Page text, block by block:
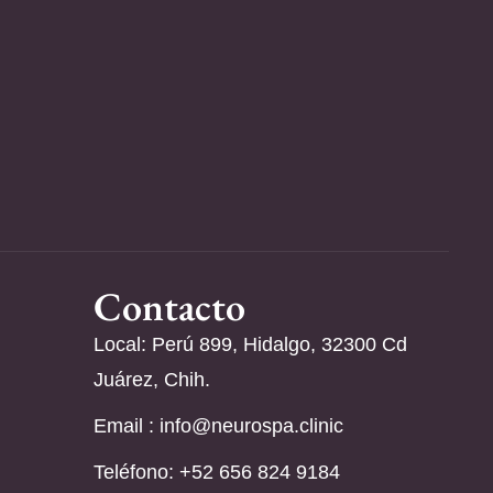
Contacto
Local: Perú 899, Hidalgo, 32300 Cd
Juárez, Chih.
Email : info@neurospa.clinic
Teléfono: ‪+52 656 824 9184‬